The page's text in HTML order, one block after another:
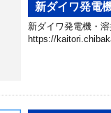
新ダイワ発電
新ダイワ発電機・
https://